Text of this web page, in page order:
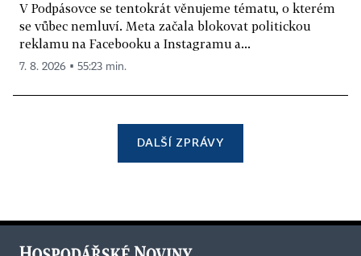
V Podpásovce se tentokrát věnujeme tématu, o kterém
se vůbec nemluví. Meta začala blokovat politickou
reklamu na Facebooku a Instagramu a...
7. 8. 2026 ▪ 55:23 min.
DALŠÍ ZPRÁVY